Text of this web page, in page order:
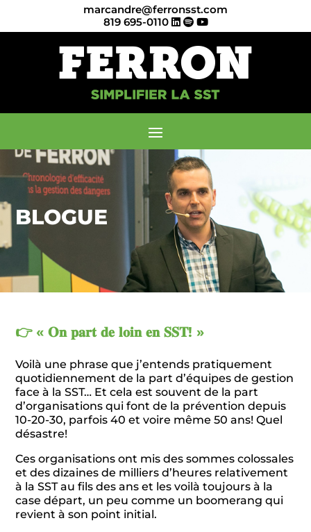
marcandre@ferronsst.com
819 695-0110
BLOGUE
👉 « 𝐎𝐧 𝐩𝐚𝐫𝐭 𝐝𝐞 𝐥𝐨𝐢𝐧 𝐞𝐧 𝐒𝐒𝐓! »
Voilà une phrase que j’entends pratiquement
quotidiennement de la part d’équipes de gestion
face à la SST… Et cela est souvent de la part
d’organisations qui font de la prévention depuis
10-20-30, parfois 40 et voire même 50 ans! Quel
désastre!
Ces organisations ont mis des sommes colossales
et des dizaines de milliers d’heures relativement
à la SST au fils des ans et les voilà toujours à la
case départ, un peu comme un boomerang qui
revient à son point initial.